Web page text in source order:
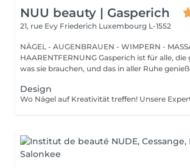
NUU beauty | Gasperich
21, rue Evy Friederich Luxembourg L-1552
NÄGEL - AUGENBRAUEN - WIMPERN -
HAARENTFERNUNG Gasperich ist für alle, die genau wissen,
was sie brauchen, und das in aller Ruhe
Design